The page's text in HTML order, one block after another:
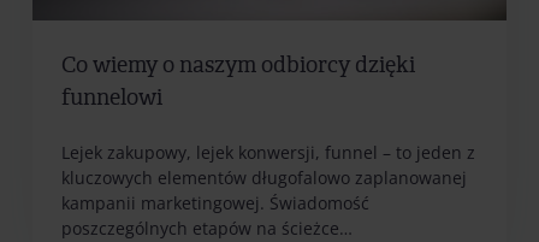
Co wiemy o naszym odbiorcy dzięki
funnelowi
Lejek zakupowy, lejek konwersji, funnel – to jeden z
kluczowych elementów długofalowo zaplanowanej
kampanii marketingowej. Świadomość
poszczególnych etapów na ścieżce…